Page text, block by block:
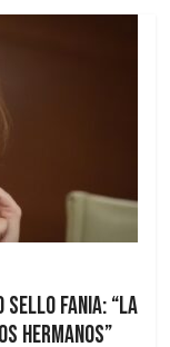
Fania: “La
hermanos”